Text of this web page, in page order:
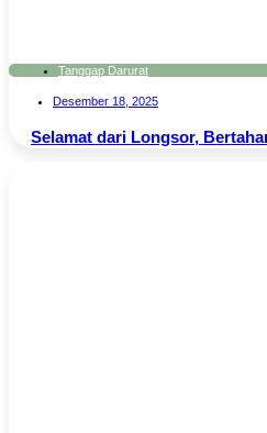
Tanggap Darurat
Desember 18, 2025
Selamat dari Longsor,